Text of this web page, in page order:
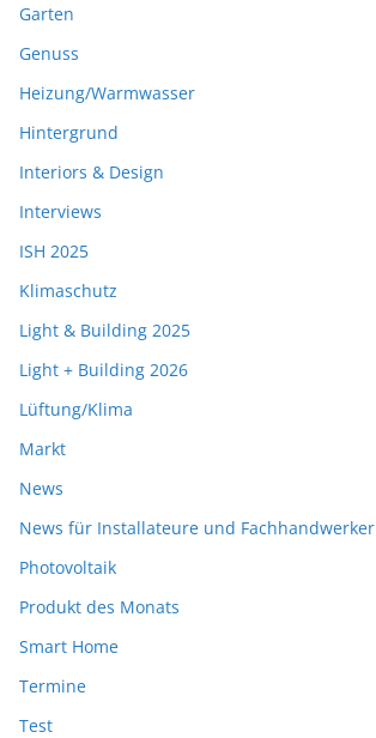
Garten
Genuss
Heizung/Warmwasser
Hintergrund
Interiors & Design
Interviews
ISH 2025
Klimaschutz
Light & Building 2025
Light + Building 2026
Lüftung/Klima
Markt
News
News für Installateure und Fachhandwerker
Photovoltaik
Produkt des Monats
Smart Home
Termine
Test